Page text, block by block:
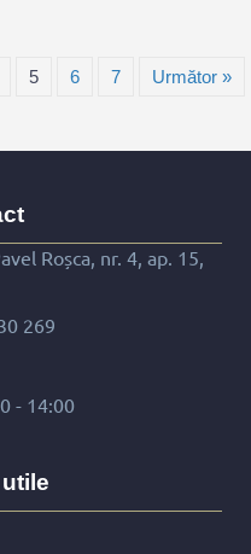
5 6 7 Următor »
Roșca, nr. 4, ap. 15,
269
- 14:00